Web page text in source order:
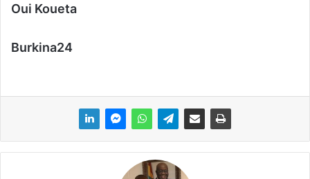
Oui Koueta
Burkina24